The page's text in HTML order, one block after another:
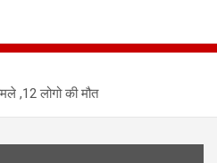
,12 लोगो की मौत